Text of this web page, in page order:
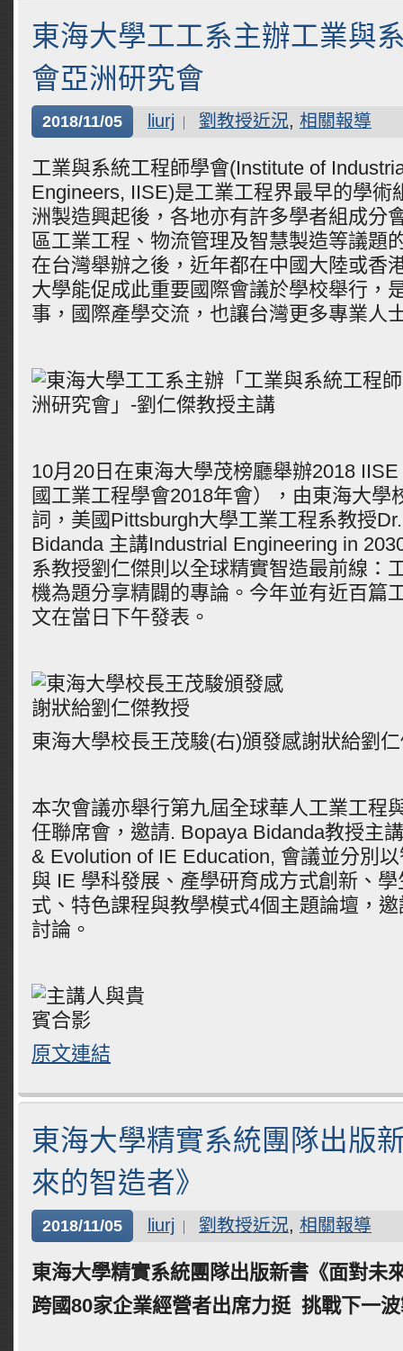
東海大學工工系主辦工業與
會亞洲研究會
2018/11/05 liurj 劉教授近況, 相關報導
工業與系統工程師學會(Institute of
Engineers, IISE)是工業工程界最早的學術
洲製造興起後，各地亦有許多學者組成分
區工業工程、物流管理及智慧製造等議題
在台灣舉辦之後，近年都在中國大陸或香
大學能促成此重要國際會議於學校舉行，
事，國際產學交流，也讓台灣更多專業人
10月20日在東海大學茂榜廳舉辦2018
國工業工程學會2018年會），由東海大學
詞，美國Pittsburgh大學工業工程系教授
Bidanda 主講Industrial Engineering in
系教授劉仁傑則以全球精實智造最前線：
機為題分享精闢的專論。今年並有近百篇
文在當日下午發表。
東海大學校長王茂駿(右)頒發感謝狀給劉
本次會議亦舉行第九屆全球華人工業工程
任聯席會，邀請. Bopaya Bidanda教授主
& Evolution of IE Education, 會議並分別
與 IE 學科發展、產學研育成方式創新、
式、特色課程與教學模式4個主題論壇，
討論。
原文連結
東海大學精實系統團隊出版
來的智造者》
2018/11/05 liurj 劉教授近況, 相關報導
東海大學精實系統團隊出版新書《面對未
跨國80家企業經營者出席力挺 挑戰下一